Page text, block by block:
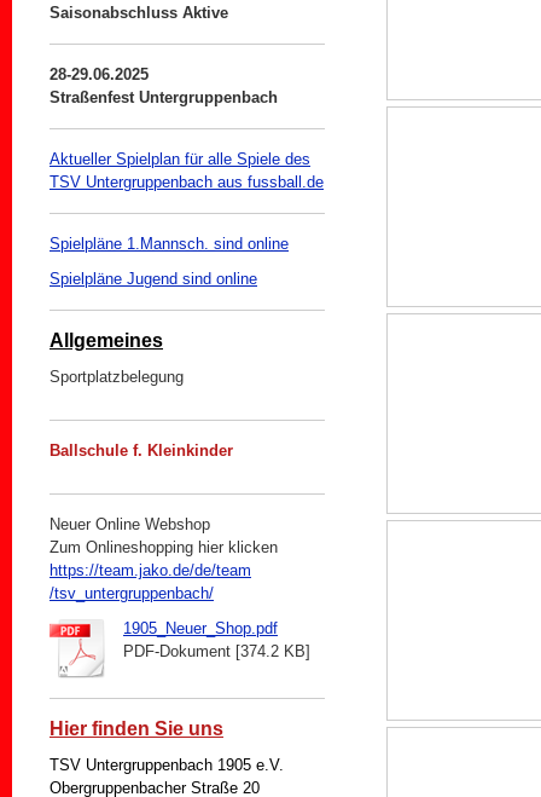
Saisonabschluss Aktive
28-29.06.2025
Straßenfest Untergruppenbach
Aktueller Spielplan für alle Spiele des
TSV Untergruppenbach aus fussball.de
Spielpläne 1.Mannsch. sind online
Spielpläne Jugend sind online
Allgemeines
Sportplatzbelegung
Ballschule f. Kleinkinder
Neuer Online Webshop
Zum Onlineshopping hier klicken
https://team.jako.de/de/team
/tsv_untergruppenbach/
1905_Neuer_Shop.pdf
PDF-Dokument [374.2 KB]
Hier finden Sie uns
TSV Untergruppenbach 1905 e.V.
Obergruppenbacher Straße 20